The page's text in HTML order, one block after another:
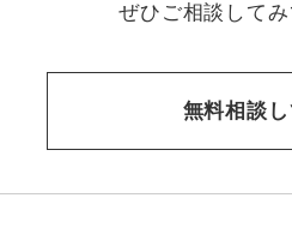
ぜひご相談してみ
無料相談